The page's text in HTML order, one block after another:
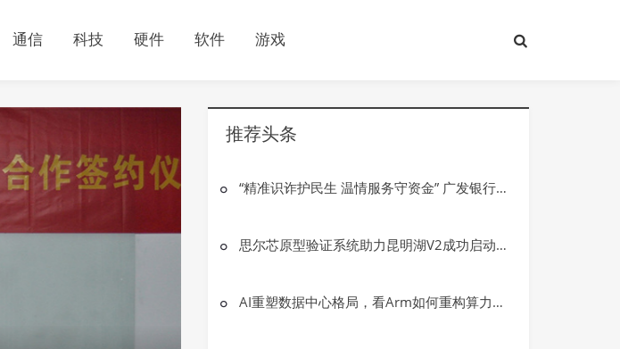
通信 科技 硬件 软件 游戏
推荐头条
“精准识诈护民生 温情服务守资金” 广发银行大庆龙南支行成功拦截一起电信网络诈骗案件
思尔芯原型验证系统助力昆明湖V2成功启动GUI OpenEuler
AI重塑数据中心格局，看Arm如何重构算力基础设施新形态